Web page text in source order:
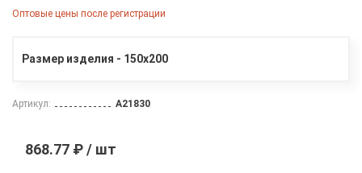
Оптовые цены после регистрации
Размер изделия - 150х200
Артикул: A21830
868.77 ₽ / шт